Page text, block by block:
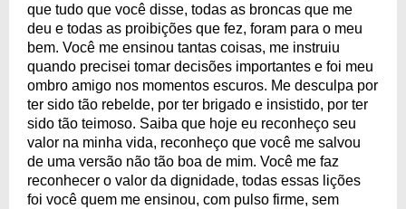
que tudo que você disse, todas as broncas que me
deu e todas as proibições que fez, foram para o meu
bem. Você me ensinou tantas coisas, me instruiu
quando precisei tomar decisões importantes e foi meu
ombro amigo nos momentos escuros. Me desculpa por
ter sido tão rebelde, por ter brigado e insistido, por ter
sido tão teimoso. Saiba que hoje eu reconheço seu
valor na minha vida, reconheço que você me salvou
de uma versão não tão boa de mim. Você me faz
reconhecer o valor da dignidade, todas essas lições
foi você quem me ensinou, com pulso firme, sem